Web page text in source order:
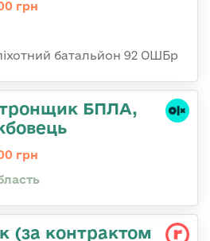
грн
батальйон 92 ОШБр
БПЛА,
грн
(за контрактом